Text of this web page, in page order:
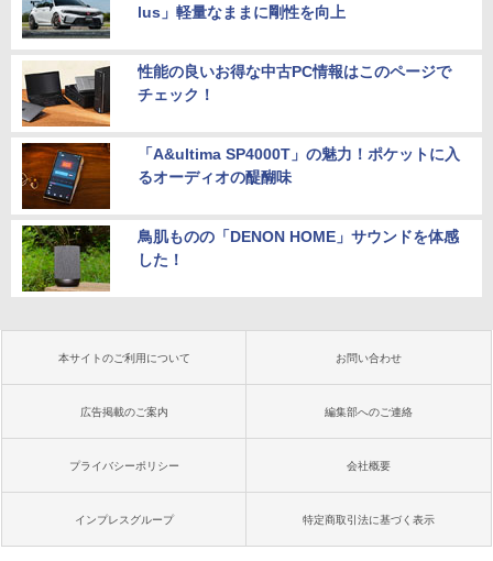
lus」軽量なままに剛性を向上
性能の良いお得な中古PC情報はこのページで
チェック！
「A&ultima SP4000T」の魅力！ポケットに入
るオーディオの醍醐味
鳥肌ものの「DENON HOME」サウンドを体感
した！
本サイトのご利用について お問い合わせ
広告掲載のご案内 編集部へのご連絡
プライバシーポリシー 会社概要
インプレスグループ 特定商取引法に基づく表示